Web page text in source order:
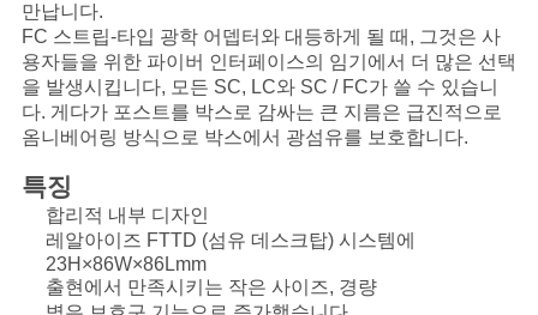
사
이
트
맵
PRIVACY
POLICY
만납니다.
FC 스트립-타입 광학 어뎁터와 대등하게 될 때, 그것은 사
용자들을 위한 파이버 인터페이스의 임기에서 더 많은 선택
을 발생시킵니다, 모든 SC, LC와 SC / FC가 쓸 수 있습니
다. 게다가 포스트를 박스로 감싸는 큰 지름은 급진적으로
옴니베어링 방식으로 박스에서 광섬유를 보호합니다.
특징
합리적 내부 디자인
레알아이즈 FTTD (섬유 데스크탑) 시스템에
23H×86W×86Lmm
출현에서 만족시키는 작은 사이즈, 경량